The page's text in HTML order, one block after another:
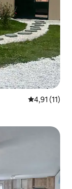
4,91 av 5 i
4,91 (11)